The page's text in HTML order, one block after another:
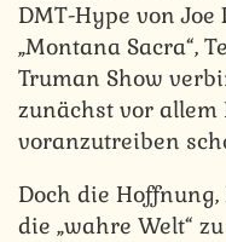
DMT-Hype von
„Montana Sacra“,
Truman Show
zunächst vor allem
voranzutreiben
Doch die
die „wahre Welt“